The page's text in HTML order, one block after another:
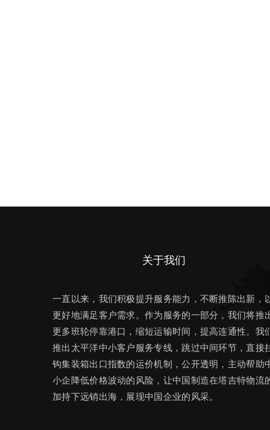
关于我们
一直以来，我们积极提升服务能力，不断推陈出新，
更好地满足客户需求。作为服务的一部分，我们将推
更多班轮停靠港口，缩短运输时间，提高连通性。我
推出太平洋中小客户服务专线，跳过中间环节，直接
钩集装箱出口指数的运价机制，公开透明，主动帮助
小企降低价格波动的风险，让中国制造在塔吉特物流
加持下远销出海，展现中国企业的风采。